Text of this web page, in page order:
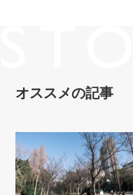
オススメの記事